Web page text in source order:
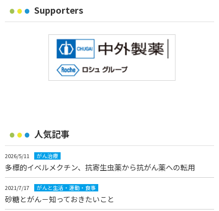
Supporters
人気記事
2026/5/11 がん治療
多標的イベルメクチン、抗寄生虫薬から抗がん薬への転用
2021/7/17 がんと生活・運動・食事
砂糖とがん－知っておきたいこと